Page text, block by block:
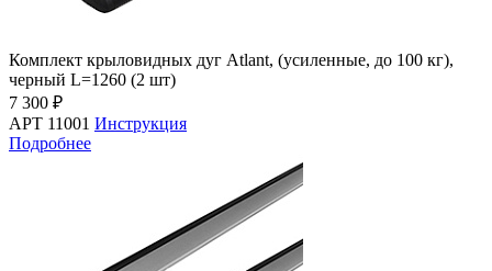
Комплект крыловидных дуг Atlant, (усиленные, до 100 кг),
черный L=1260 (2 шт)
7 300 ₽
АРТ 11001 Инструкция
Подробнее